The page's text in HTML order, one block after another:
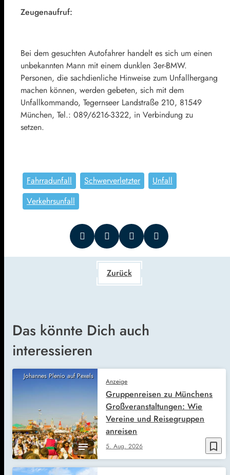
Zeugenaufruf:
Bei dem gesuchten Autofahrer handelt es sich um einen
unbekannten Mann mit einem dunklen 3er-BMW.
Personen, die sachdienliche Hinweise zum Unfallhergang
machen können, werden gebeten, sich mit dem
Unfallkommando, Tegernseer Landstraße 210, 81549
München, Tel.: 089/6216-3322, in Verbindung zu
setzen.
Fahrradunfall Schwerverletzter
Unfall
Verkehrsunfall
Zurück
Das könnte Dich auch
interessieren
Johannes Plenio auf Pexels
bookmark_border
Anzeige
5. Aug. 2026
Gruppenreisen zu Münchens
Großveranstaltungen: Wie
Vereine und Reisegruppen
anreisen